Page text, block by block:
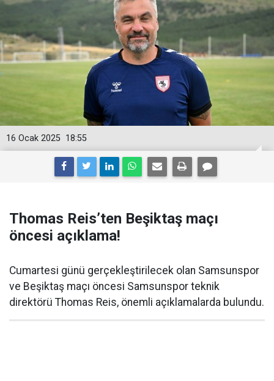
18:55
16 Ocak 2025
Thomas Reis’ten Beşiktaş maçı
öncesi açıklama!
Cumartesi günü gerçekleştirilecek olan Samsunspor
ve Beşiktaş maçı öncesi Samsunspor teknik
direktörü Thomas Reis, önemli açıklamalarda bulundu.